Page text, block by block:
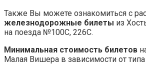
Также Вы можете ознакомиться с
железнодорожные билеты из
на поезда №100С, 226С.
Минимальная стоимость билетов
Малая Вишера в зависимости от типа